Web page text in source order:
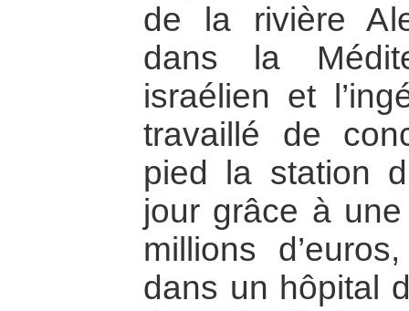
de la rivière
dans la
israélien et
travaillé de
pied la station
jour grâce à
millions
dans un hôpital